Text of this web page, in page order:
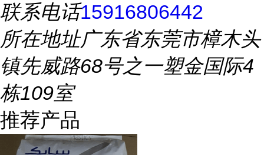
联系电话15916806442
所在地址广东省东莞市樟木头
镇先威路68号之一塑金国际4
栋109室
推荐产品